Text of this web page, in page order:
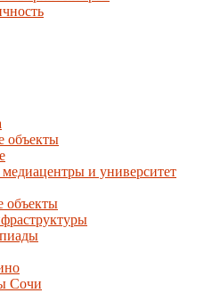
объекты
и университет
объекты
Сочи